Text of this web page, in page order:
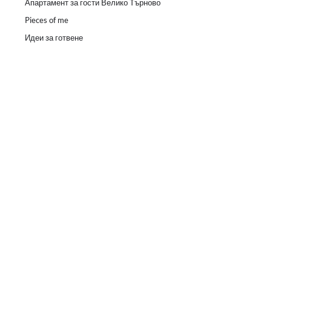
Апартамент за гости Велико Търново
Pieces of me
Идеи за готвене